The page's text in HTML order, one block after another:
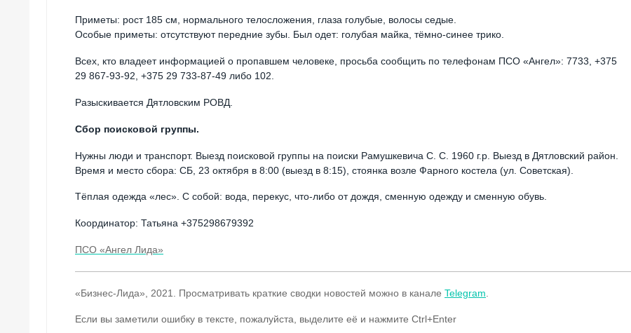
Приметы: рост 185 см, нормального телосложения, глаза голубые, волосы седые.
Особые приметы: отсутствуют передние зубы. Был одет: голубая майка, тёмно-синее трико.
Всех, кто владеет информацией о пропавшем человеке, просьба сообщить по телефонам ПСО «Ангел»: 7733, +375
29 867-93-92, +375 29 733-87-49 либо 102.
Разыскивается Дятловским РОВД.
Сбор поисковой группы.
Нужны люди и транспорт. Выезд поисковой группы на поиски Рамушкевича С. С. 1960 г.р. Выезд в Дятловский район.
Время и место сбора: СБ, 23 октября в 8:00 (выезд в 8:15), стоянка возле Фарного костела (ул. Советская).
Тёплая одежда «лес». С собой: вода, перекус, что-либо от дождя, сменную одежду и сменную обувь.
Координатор: Татьяна +375298679392
ПСО «Ангел Лида»
«Бизнес-Лида», 2021. Просматривать краткие сводки новостей можно в канале Telegram
Если вы заметили ошибку в тексте, пожалуйста, выделите её и нажмите Ctrl+Enter